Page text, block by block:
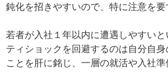
鈍化を招きやすいので、特に注意を要
若者が入社１年以内に遭遇しやすいと
ティショックを回避するのは自分自身
ことを肝に銘じ、一層の就活や入社